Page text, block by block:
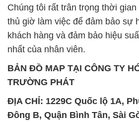
Chúng tôi rất trân trọng thời
thủ giờ làm việc để đảm bảo sự
khách hàng và đảm bảo hiệu
nhất của nhân viên.
BẢN ĐỒ MAP TẠI CÔNG TY
TRƯỜNG PHÁT
ĐỊA CHỈ: 1229C Quốc lộ 1A,
Đông B, Quận Bình Tân, Sài